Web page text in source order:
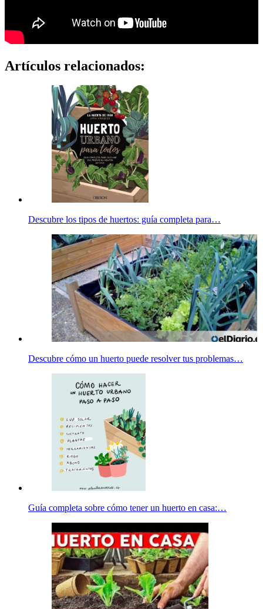
Artículos relacionados:
Descubre los tipos de huertos: guía completa para…
Descubre cómo un huerto puede resolver tus problemas…
Guía completa sobre cómo tener un huerto en casa:…